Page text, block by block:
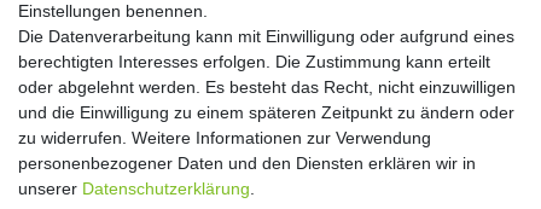
Widerrufs­recht Widerrufs­formular Impressum
Daten­schutz­erklärung AGB Kontakt
Einstellungen benennen.
Die Datenverarbeitung kann mit Einwilligung oder aufgrund eines
berechtigten Interesses erfolgen. Die Zustimmung kann erteilt
oder abgelehnt werden. Es besteht das Recht, nicht einzuwilligen
und die Einwilligung zu einem späteren Zeitpunkt zu ändern oder
zu widerrufen. Weitere Informationen zur Verwendung
personenbezogener Daten und den Diensten erklären wir in
unserer Daten­schutz­erklärung